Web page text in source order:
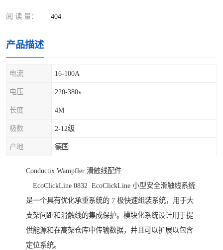
阅 读 量： 404
产品描述
电流 16-100A
电压 220-380v
长度 4M
极数 2-12级
产地 德国
Conductix Wampfler 滑触线配件
EcoClickLine 0832 EcoClickLine 小型安全滑触线系统
是一个具有优化承重系统的 7 极快速组装系统，用于大
支架间距和滑触线的集成保护。模块化系统设计用于提
供能源和在高架仓库中传输数据，并且可以扩展以包含
定位系统。